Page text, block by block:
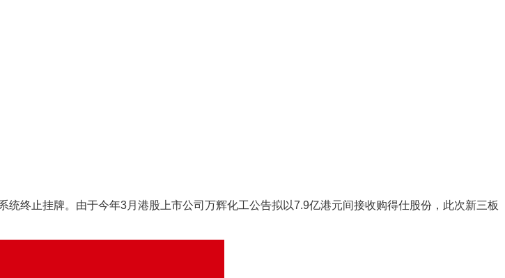
终止挂牌。由于今年3月港股上市公司万辉化工公告拟以7.9亿港元间接收购得仕股份，此次新三板